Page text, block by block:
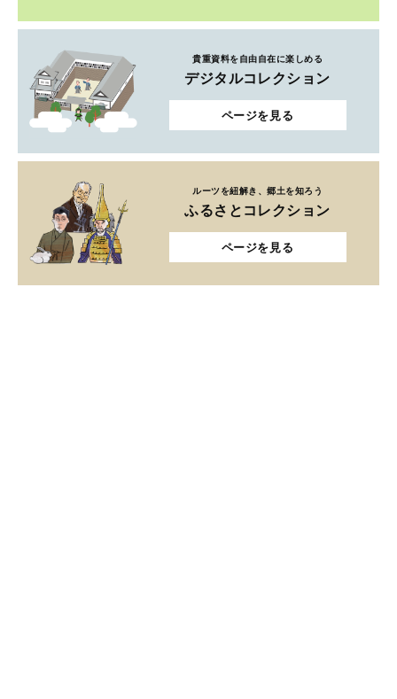
貴重資料を自由自在に楽しめる
デジタルコレクション
ページを見る
ルーツを紐解き、郷土を知ろう
ふるさとコレクション
ページを見る